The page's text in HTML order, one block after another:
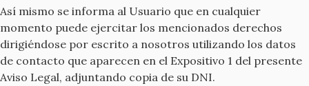
Así mismo se informa al Usuario que en cualquier
momento puede ejercitar los mencionados derechos
dirigiéndose por escrito a nosotros utilizando los datos
de contacto que aparecen en el Expositivo 1 del presente
Aviso Legal, adjuntando copia de su DNI.